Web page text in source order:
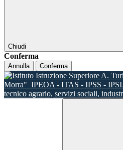
Chiudi
Conferma
Annulla Conferma
Morra" IPEOA - ITAS - IPSS -
tecnico agrario, servizi sociali,